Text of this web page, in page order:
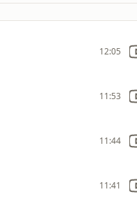
12:05
11:53
11:44
11:41